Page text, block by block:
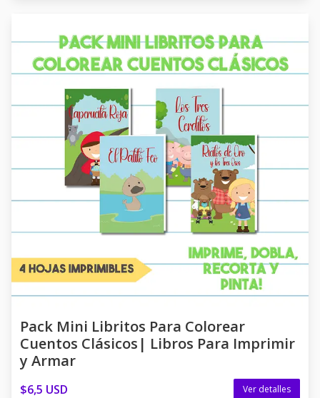
Pack Mini Libritos Para Colorear
Cuentos Clásicos| Libros Para Imprimir
y Armar
$6,5 USD Ver detalles